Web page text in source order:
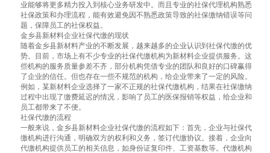
业能够将更多精力投入到核心业务研发中。而且专业的社保代理机构熟悉
社保政策和办理流程，能有效避免因不熟悉政策导致的社保缴纳错误等问
题，保障员工的社保权益。
金乡县新材料企业社保代缴的现状
随着金乡县新材料产业的不断发展，越来越多的企业认识到社保代缴的优
势。目前，市场上有不少专业的社保代缴机构为新材料企业提供服务。这
些机构的服务质量参差不齐，部分机构凭借专业的团队和良好的口碑赢得
了企业的信任。但也存在一些不规范的机构，给企业带来了一定的风险。
例如，某新材料企业选择了一家不正规的社保代缴机构，结果在社保缴纳
过程中出现了缴费延迟的情况，影响了员工的医保报销等权益，给企业和
员工都带来了不便。
社保代缴的流程
一般来说，金乡县新材料企业社保代缴的流程如下：首先，企业与社保代
缴机构进行沟通，明确双方的权利和义务，签订代缴协议。接着，企业向
代缴机构提供员工的相关信息，如身份证复印件、工资基数等。代缴机构